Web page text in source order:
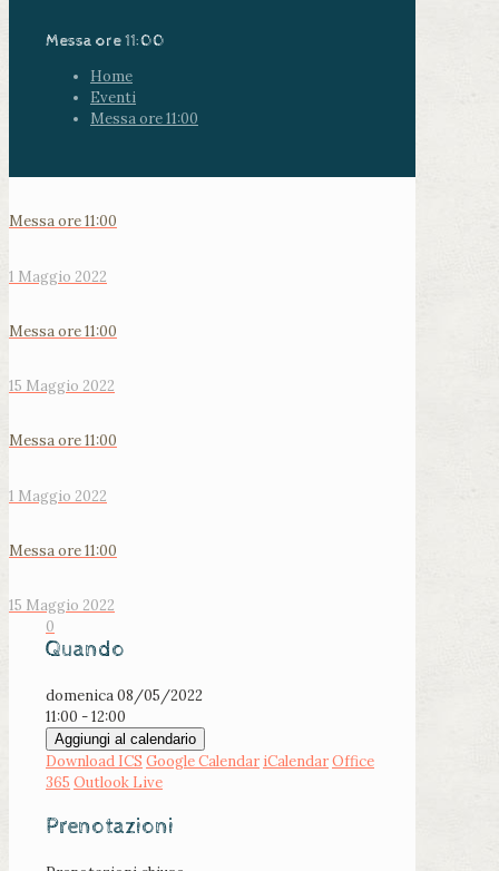
Messa ore 11:00
Home
Eventi
Messa ore 11:00
Messa ore 11:00
1 Maggio 2022
Messa ore 11:00
15 Maggio 2022
Messa ore 11:00
1 Maggio 2022
Messa ore 11:00
15 Maggio 2022
0
Quando
domenica 08/05/2022
11:00 - 12:00
Aggiungi al calendario
Download ICS Google Calendar iCalendarOffice
365 Outlook Live
Prenotazioni